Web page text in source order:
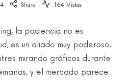
Share 164 Vistas
la paciencia no es
es un aliado muy poderoso.
mirando gráficos durante
y el mercado parece